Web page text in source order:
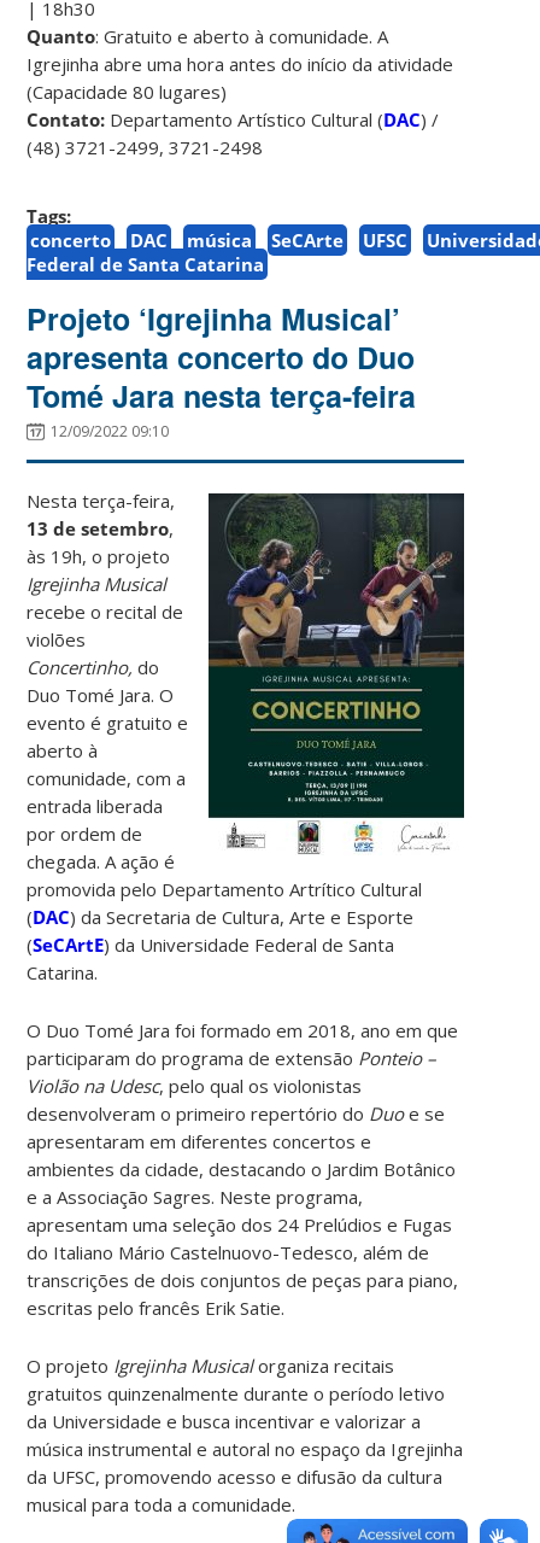
| 18h30
Quanto: Gratuito e aberto à comunidade. A
Igrejinha abre uma hora antes do início da atividade
(Capacidade 80 lugares)
Contato: Departamento Artístico Cultural (DAC) /
(48) 3721-2499, 3721-2498
Tags:
concerto
DAC música SeCArte UFSC
Federal de Santa Catarina
Projeto ‘Igrejinha Musical’
apresenta concerto do Duo
Tomé Jara nesta terça-feira
12/09/2022 09:10
Nesta terça-feira,
13 de setembro,
às 19h, o projeto
Igrejinha Musical
recebe o recital de
violões
Concertinho, do
Duo Tomé Jara. O
evento é gratuito e
aberto à
comunidade, com a
entrada liberada
por ordem de
chegada. A ação é
promovida pelo Departamento Artrítico Cultural
(DAC) da Secretaria de Cultura, Arte e Esporte
(SeCArtE) da Universidade Federal de Santa
Catarina.
O Duo Tomé Jara foi formado em 2018, ano em que
participaram do programa de extensão Ponteio –
Violão na Udesc, pelo qual os violonistas
desenvolveram o primeiro repertório do Duoe se
apresentaram em diferentes concertos e
ambientes da cidade, destacando o Jardim Botânico
e a Associação Sagres. Neste programa,
apresentam uma seleção dos 24 Prelúdios e Fugas
do Italiano Mário Castelnuovo-Tedesco, além de
transcrições de dois conjuntos de peças para piano,
escritas pelo francês Erik Satie.
O projeto Igrejinha Musicalorganiza recitais
gratuitos quinzenalmente durante o período letivo
da Universidade e busca incentivar e valorizar a
música instrumental e autoral no espaço da Igrejinha
da UFSC, promovendo acesso e difusão da cultura
musical para toda a comunidade.